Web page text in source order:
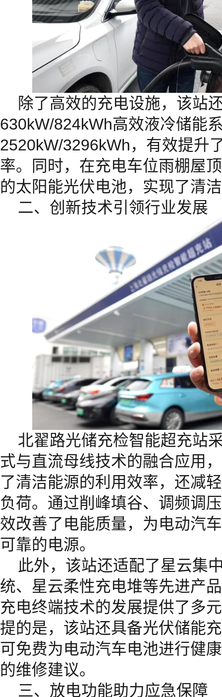
除了高效的充电设施，该站
630kW/824kWh高效液冷储能
2520kW/3296kWh，有效提升
率。同时，在充电车位雨棚屋
的太阳能光伏电池，实现了清
二、创新技术引领行业发展
北翟路光储充检智能超充站
式与直流母线技术的融合应用
了清洁能源的利用效率，还减
负荷。通过削峰填谷、调频调
效改善了电能质量，为电动汽
可靠的电源。
此外，该站还适配了星云集
统、星云柔性充电堆等先进产
充电终端技术的发展提供了多
提的是，该站还具备光伏储能
可免费为电动汽车电池进行健
的维修建议。
三、放电功能助力应急保障